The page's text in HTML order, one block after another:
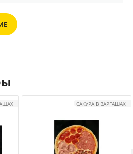
САКУРА В ВАРГАШАХ